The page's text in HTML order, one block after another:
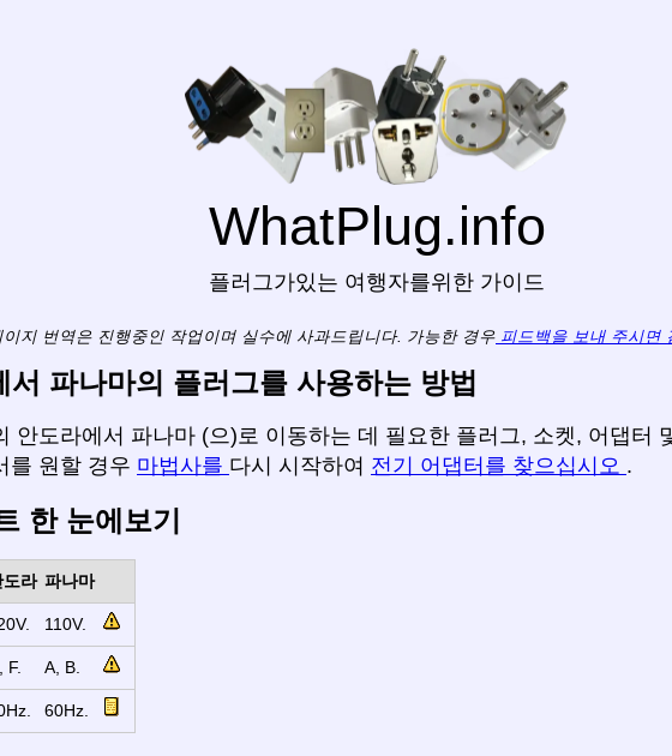
WhatPlug.info
플러그가있는 여행자를위한 가이드
이지 번역은 진행중인 작업이며 실수에 사과드립니다. 가능한 경우 피드백을 보내 주시면
서 파나마의 플러그를 사용하는 방법
안도라에서 파나마 (으)로 이동하는 데 필요한 플러그, 소켓, 어댑터
를 원할 경우 마법사를 다시 시작하여 전기 어댑터를 찾으십시오 .
한 눈에보기
도라 파나마
110V.
F. A, B.
60Hz.